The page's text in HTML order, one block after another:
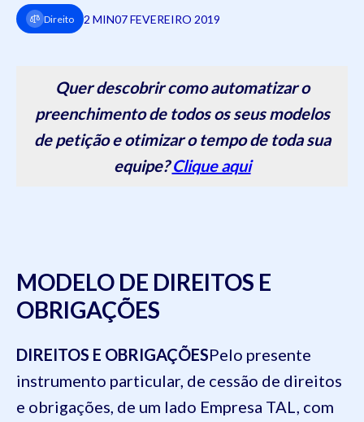
Direito 2 MIN07 FEVEREIRO 2019
Quer descobrir como automatizar o
preenchimento de todos os seus modelos
de petição e otimizar o tempo de toda sua
equipe?Clique aqui
MODELO DE DIREITOS E
OBRIGAÇÕES
DIREITOS E OBRIGAÇÕESPelo presente
instrumento particular, de cessão de direitos
e obrigações, de um lado Empresa TAL, com